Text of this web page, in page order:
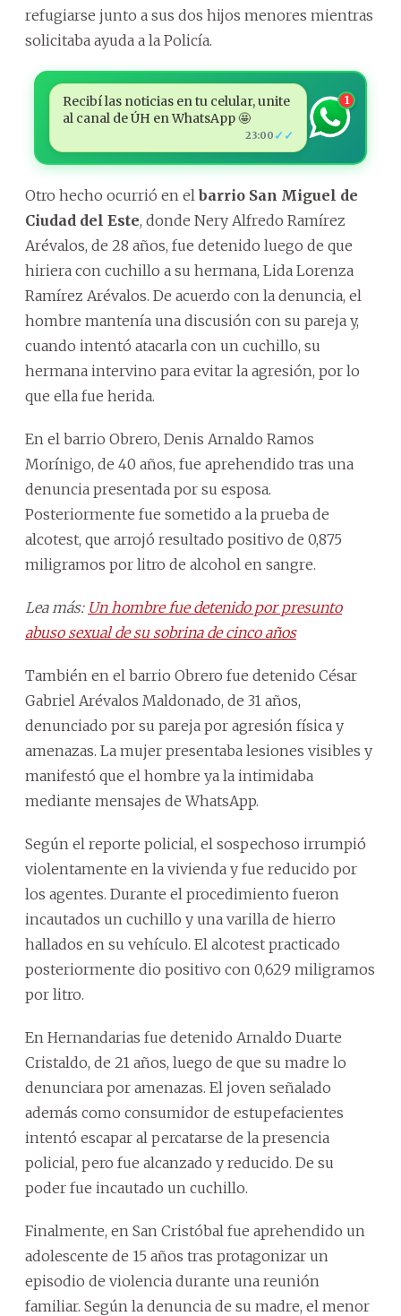
refugiarse junto a sus dos hijos menores mientras
solicitaba ayuda a la Policía.
Recibí las noticias en tu celular, unite
al canal de ÚH en WhatsApp 🤩
23:00 ✓✓
1
Otro hecho ocurrió en el barrio San Miguel de
Ciudad del Este, donde Nery Alfredo Ramírez
Arévalos, de 28 años, fue detenido luego de que
hiriera con cuchillo a su hermana, Lida Lorenza
Ramírez Arévalos. De acuerdo con la denuncia, el
hombre mantenía una discusión con su pareja y,
cuando intentó atacarla con un cuchillo, su
hermana intervino para evitar la agresión, por lo
que ella fue herida.
En el barrio Obrero, Denis Arnaldo Ramos
Morínigo, de 40 años, fue aprehendido tras una
denuncia presentada por su esposa.
Posteriormente fue sometido a la prueba de
alcotest, que arrojó resultado positivo de 0,875
miligramos por litro de alcohol en sangre.
Lea más: Un hombre fue detenido por presunto
abuso sexual de su sobrina de cinco años
También en el barrio Obrero fue detenido César
Gabriel Arévalos Maldonado, de 31 años,
denunciado por su pareja por agresión física y
amenazas. La mujer presentaba lesiones visibles y
manifestó que el hombre ya la intimidaba
mediante mensajes de WhatsApp.
Según el reporte policial, el sospechoso irrumpió
violentamente en la vivienda y fue reducido por
los agentes. Durante el procedimiento fueron
incautados un cuchillo y una varilla de hierro
hallados en su vehículo. El alcotest practicado
posteriormente dio positivo con 0,629 miligramos
por litro.
En Hernandarias fue detenido Arnaldo Duarte
Cristaldo, de 21 años, luego de que su madre lo
denunciara por amenazas. El joven señalado
además como consumidor de estupefacientes
intentó escapar al percatarse de la presencia
policial, pero fue alcanzado y reducido. De su
poder fue incautado un cuchillo.
Finalmente, en San Cristóbal fue aprehendido un
adolescente de 15 años tras protagonizar un
episodio de violencia durante una reunión
familiar. Según la denuncia de su madre, el menor